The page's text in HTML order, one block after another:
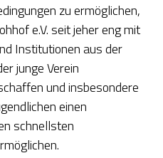
zu ermöglichen,
e.V. seit jeher eng mit
Institutionen aus der
junge Verein
und insbesondere
einen
schnellsten